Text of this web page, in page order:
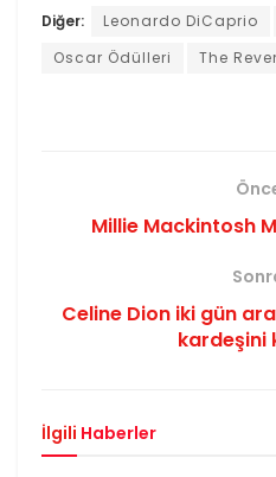
Diğer: Leonardo DiCaprio
Oscar Ödülleri
The
Millie Mackintosh
Celine Dion iki gün
kardeşini
İlgili Haberler